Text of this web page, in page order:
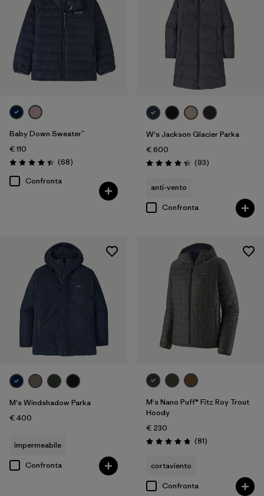
Baby Down Sweater™
€ 110
Valutazione: 4.4 / 5
(68Recensioni
)
Confronta
W's Jackson Glacier Parka
€ 600
Valutazione: 4.3 / 5
(93Recensioni
)
anti-vento
Confronta
M's Windshadow Parka
€ 400
impermeabile
Confronta
M's Nano Puff® Fitz Roy Trout
Hoody
€ 230
Valutazione: 4.7 / 5
(81Recensioni
)
cortaviento
Confronta